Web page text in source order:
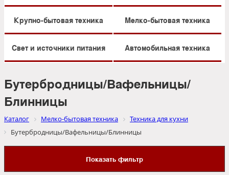
Крупно-бытовая техника Мелко-бытовая техника
Свет и источники питания Автомобильная техника
Бутербродницы/Вафельницы/
Блинницы
Каталог Мелко-бытовая техника
Техника для кухни
Бутербродницы/Вафельницы/Блинницы
Показать фильтр